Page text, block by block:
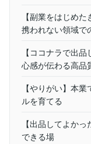
【副業をはじめ
携われない領域で
【ココナラで出
心感が伝わる高品
【やりがい】本
ルを育てる
【出品してよか
できる場